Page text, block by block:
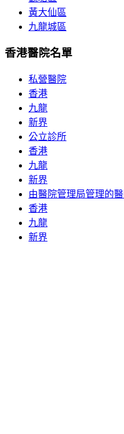
黃大仙區
九龍城區
香港醫院名單
私營醫院
香港
九龍
新界
公立診所
香港
九龍
新界
由醫院管理局管理的
香港
九龍
新界